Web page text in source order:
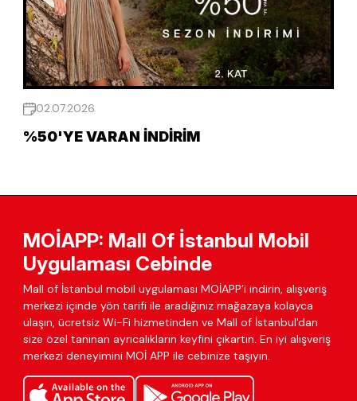
02.07.2026
%50'YE VARAN İNDIRIM
MOİAPP: Mall Of İstanbul Mobil
Uygulaması Cebinde
Mall of İstanbul mobil uygulaması MOİAPP’i indirin, alışveriş
merkezi içinde yön tarifi ile aradığınız mağazaya kolayca
ulaşın, ücretsiz Wi-Fi hizmetinden ve Mall of İstanbul'dan
size özel tanınan ayrıcalıkların keyfini çıkartın. En iyi alışveriş
merkezi deneyimini MOİ APP ile cebinize taşıyın.